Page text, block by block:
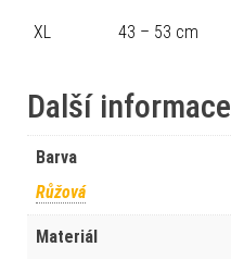
XL 43 – 53 cm
Další informace
Barva
Růžová
Materiál